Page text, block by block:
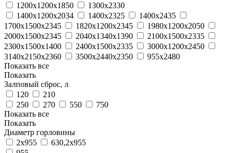
1200х1200х1850
1300х2330
1400х1200х2034
1400х2325
1400х2435
1700х1500х2345
1820х1200х2345
1980х1200х2050
2000х1500х2345
2040х1340х1390
2100х1500х2335
2300х1500х1400
2400х1500х2335
3000х1200х2450
3140х2150х2360
3500х2440х2350
955х2480
Показать все
Показать
Залповый сброс, л
120
210
250
270 550
750
Показать все
Показать
Диаметр горловины
2х955
630,2х955